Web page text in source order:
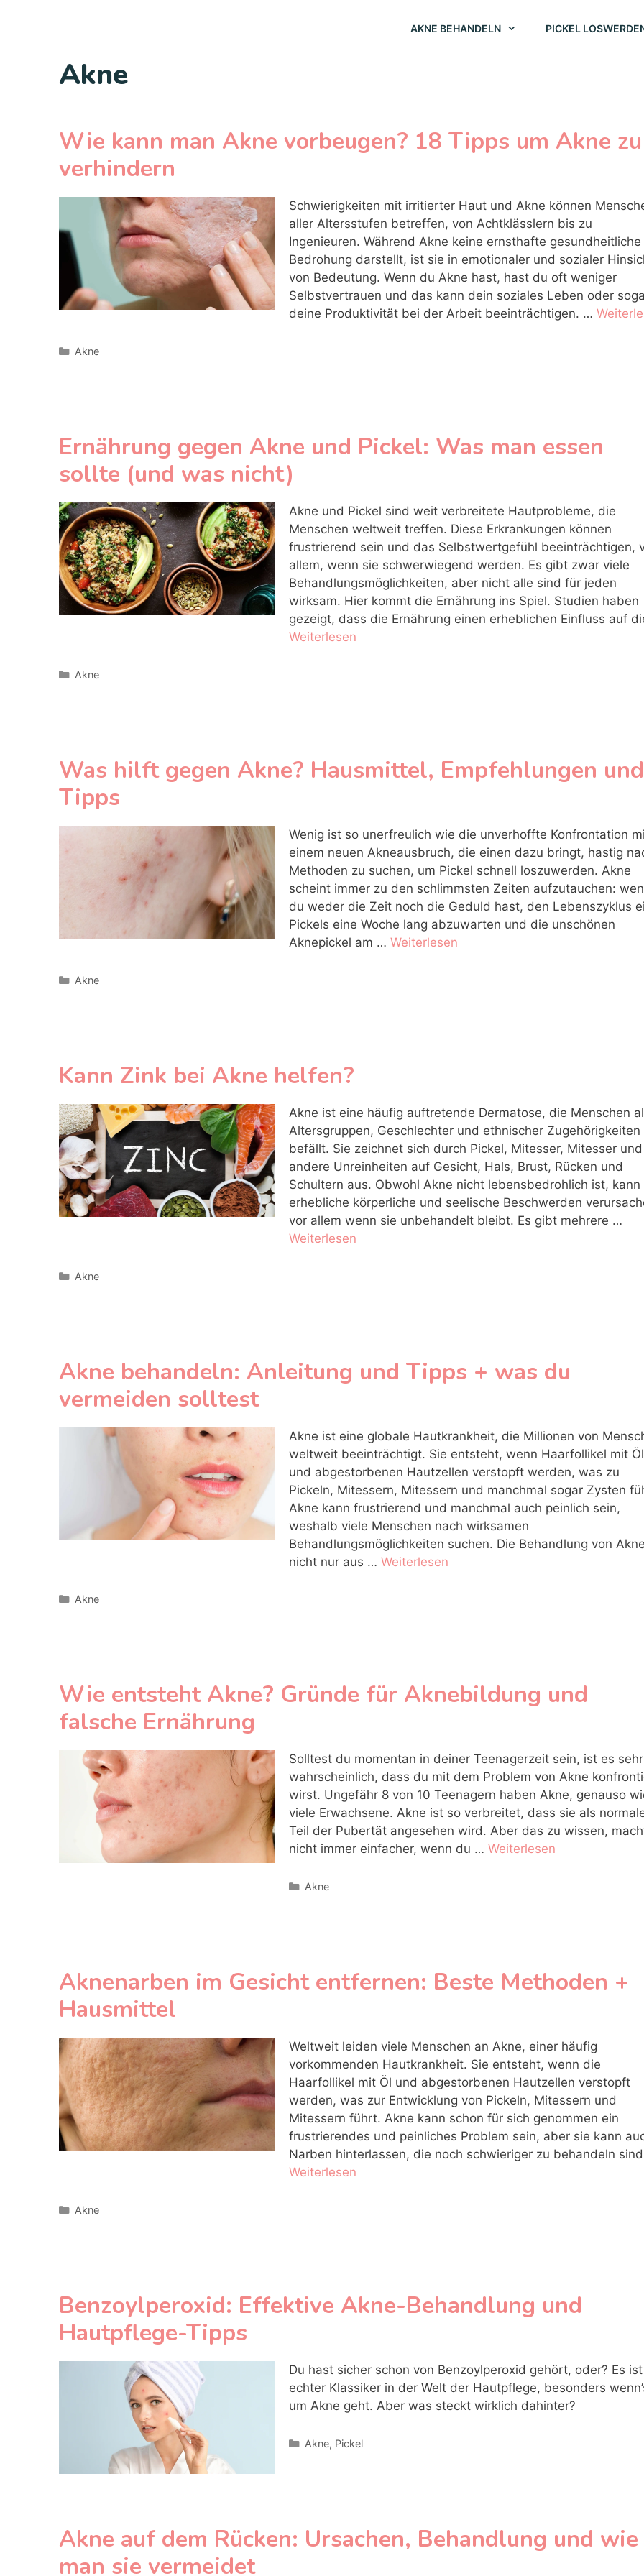
AKNE BEHANDELN PICKEL
Akne
Wie kann man Akne vorbeugen? 18 Tipps um Akne zu
verhindern
Schwierigkeiten mit irritierter Haut und Akne können
aller Altersstufen betreffen, von Achtklässlern bis zu
Ingenieuren. Während Akne keine ernsthafte gesundheitliche
Bedrohung darstellt, ist sie in emotionaler und sozialer
von Bedeutung. Wenn du Akne hast, hast du oft weniger
Selbstvertrauen und das kann dein soziales Leben oder
deine Produktivität bei der Arbeit beeinträchtigen. …
Kategorien
Akne
Ernährung gegen Akne und Pickel: Was man essen
sollte (und was nicht)
Akne und Pickel sind weit verbreitete Hautprobleme, die
Menschen weltweit treffen. Diese Erkrankungen können
frustrierend sein und das Selbstwertgefühl beeinträchtigen,
allem, wenn sie schwerwiegend werden. Es gibt zwar viele
Behandlungsmöglichkeiten, aber nicht alle sind für jeden
wirksam. Hier kommt die Ernährung ins Spiel. Studien haben
gezeigt, dass die Ernährung einen erheblichen Einfluss auf
Weiterlesen
Kategorien
Akne
Was hilft gegen Akne? Hausmittel, Empfehlungen und
Tipps
Wenig ist so unerfreulich wie die unverhoffte Konfrontation
einem neuen Akneausbruch, die einen dazu bringt, hastig
Methoden zu suchen, um Pickel schnell loszuwerden. Akne
scheint immer zu den schlimmsten Zeiten aufzutauchen:
du weder die Zeit noch die Geduld hast, den Lebenszyklus
Pickels eine Woche lang abzuwarten und die unschönen
Aknepickel am … Weiterlesen
Kategorien
Akne
Kann Zink bei Akne helfen?
Akne ist eine häufig auftretende Dermatose, die Menschen
Altersgruppen, Geschlechter und ethnischer Zugehörigkeiten
befällt. Sie zeichnet sich durch Pickel, Mitesser, Mitesser und
andere Unreinheiten auf Gesicht, Hals, Brust, Rücken und
Schultern aus. Obwohl Akne nicht lebensbedrohlich ist, kann
erhebliche körperliche und seelische Beschwerden
vor allem wenn sie unbehandelt bleibt. Es gibt mehrere …
Weiterlesen
Kategorien
Akne
Akne behandeln: Anleitung und Tipps + was du
vermeiden solltest
Akne ist eine globale Hautkrankheit, die Millionen von
weltweit beeinträchtigt. Sie entsteht, wenn Haarfollikel mit Öl
und abgestorbenen Hautzellen verstopft werden, was zu
Pickeln, Mitessern, Mitessern und manchmal sogar Zysten
Akne kann frustrierend und manchmal auch peinlich sein,
weshalb viele Menschen nach wirksamen
Behandlungsmöglichkeiten suchen. Die Behandlung von
nicht nur aus … Weiterlesen
Kategorien
Akne
Wie entsteht Akne? Gründe für Aknebildung und
falsche Ernährung
Solltest du momentan in deiner Teenagerzeit sein, ist es sehr
wahrscheinlich, dass du mit dem Problem von Akne
wirst. Ungefähr 8 von 10 Teenagern haben Akne, genauso
viele Erwachsene. Akne ist so verbreitet, dass sie als
Teil der Pubertät angesehen wird. Aber das zu wissen,
nicht immer einfacher, wenn du … Weiterlesen
Kategorien
Akne
Aknenarben im Gesicht entfernen: Beste Methoden +
Hausmittel
Weltweit leiden viele Menschen an Akne, einer häufig
vorkommenden Hautkrankheit. Sie entsteht, wenn die
Haarfollikel mit Öl und abgestorbenen Hautzellen verstopft
werden, was zur Entwicklung von Pickeln, Mitessern und
Mitessern führt. Akne kann schon für sich genommen ein
frustrierendes und peinliches Problem sein, aber sie kann
Narben hinterlassen, die noch schwieriger zu behandeln
Weiterlesen
Kategorien
Akne
Benzoylperoxid: Effektive Akne-Behandlung und
Hautpflege-Tipps
Du hast sicher schon von Benzoylperoxid gehört, oder? Es
echter Klassiker in der Welt der Hautpflege, besonders
um Akne geht. Aber was steckt wirklich dahinter?
Kategorien
Akne, Pickel
Akne auf dem Rücken: Ursachen, Behandlung und wie
man sie vermeidet